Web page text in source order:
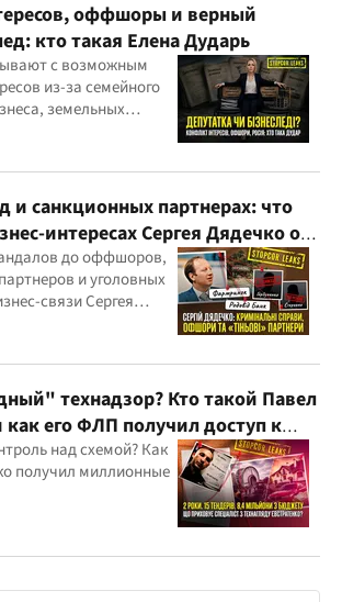
оффшоры и верный
кто такая Елена Дударь
с возможным
из-за семейного
земельных
дел
и санкционных партнерах: что
интересах Сергея Дядечко от
до "ФАРМАСЕЛ"
до оффшоров,
и уголовных
связи Сергея
простираются через
технадзор? Кто такой Павел
как его ФЛП получил доступ к
над схемой? Как
получил миллионные